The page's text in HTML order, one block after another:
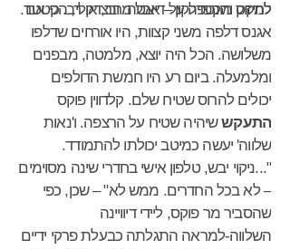
למקס מונטפלקון – אבל מחר, אולי, הקטטר.
לחיזוק והקפדה על דיאטה. ובצדק רב. כי אם
אגנס דלפה משני קצוות, היו אורחים שדלפו
משלושה. הכל היה יוצא, מלמטה, מבפנים
ומלמעלה. ביום רע היו חמשת הדולפים
יכולים להרוס שטיח שלם. קלדווין פוקס
התעקששיהיה שטיח על הרצפה. ו'נאות
שלווה' יעשה כמיטב יכולתו להתמודד.
"...ניקוי יבש, טלפון אישי בחדרי שינה מסוימים
– לא בכל החדרים. ממש לא" – שכן, כפי
שהסביר מר פוקס, ליידי דיוויינה
השלווה-למראה התגלתה כבעלת פרקי ידיים